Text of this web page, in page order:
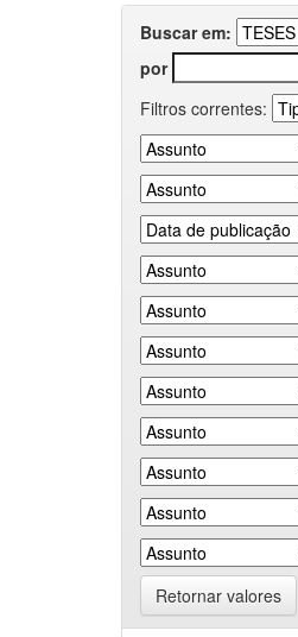
Buscar em:
por
Filtros correntes:
Retornar valores